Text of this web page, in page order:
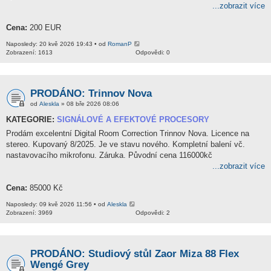
...zobrazit více
Cena: 200 EUR
Naposledy: 20 kvě 2026 19:43 • od RomanP
Odpovědi: 0
Zobrazení: 1613
PRODÁNO: Trinnov Nova
od Aleskla » 08 bře 2026 08:06
KATEGORIE: SIGNÁLOVÉ A EFEKTOVÉ PROCESORY
Prodám excelentní Digital Room Correction Trinnov Nova. Licence na
stereo. Kupovaný 8/2025. Je ve stavu nového. Kompletní balení vč.
nastavovacího mikrofonu. Záruka. Původní cena 116000kč
...zobrazit více
Cena: 85000 Kč
Naposledy: 09 kvě 2026 11:56 • od Aleskla
Odpovědi: 2
Zobrazení: 3969
PRODÁNO: Studiový stůl Zaor Miza 88 Flex
Wengé Grey